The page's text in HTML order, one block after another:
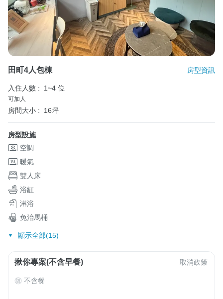
田町4人包棟 房型資訊
入住人數 : 1~4 位
可加人
房間大小 : 16坪
房型設施
空調
暖氣
雙人床
浴缸
淋浴
免治馬桶
顯示全部(15)
揪你專案(不含早餐) 取消政策
不含餐